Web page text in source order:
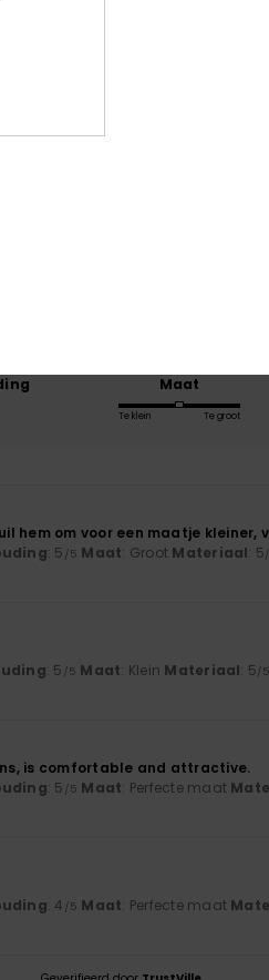
Maat
Te klein Te groot
hem om voor een maatje kleiner,
: 5 /5 Maat: Groot Materiaal: 5
: 5 /5 Maat: Klein Materiaal: 5/5
is comfortable and attractive.
: 5 /5 Maat: Perfecte maat
: 4 /5 Maat: Perfecte maat